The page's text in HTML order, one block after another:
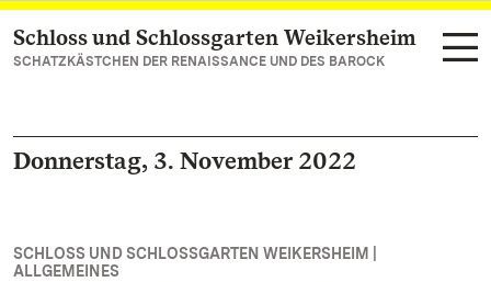
Zum Hauptinhalt springen
Schloss und Schlossgarten Weikersheim
SCHATZKÄSTCHEN DER RENAISSANCE UND DES BAROCK
Donnerstag, 3. November 2022
SCHLOSS UND SCHLOSSGARTEN WEIKERSHEIM |
ALLGEMEINES